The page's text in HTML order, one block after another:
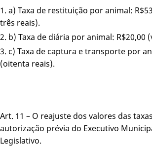
a) Taxa de restituição por animal:
três reais).
b) Taxa de diária por animal: R$20,00
c) Taxa de captura e transporte por
(oitenta reais).
Art. 11 – O reajuste dos valores das
autorização prévia do Executivo
Legislativo.